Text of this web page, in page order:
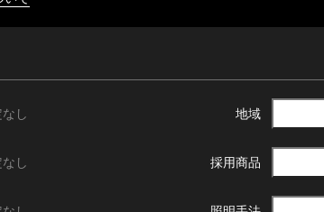
し 地域
し 採用商品